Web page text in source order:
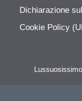
Dichiarazione
Cookie Policy